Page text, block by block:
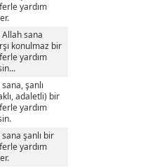
yardım
Allah sana
konulmaz bir
yardım
sana, şanlı
adaletli) bir
yardım
sana şanlı bir
yardım